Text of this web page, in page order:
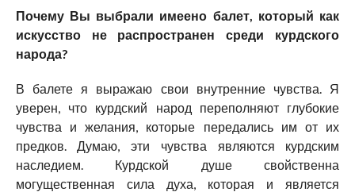
Почему Вы выбрали имеено балет, который как
искусство не распространен среди курдского
народа?
В балете я выражаю свои внутренние чувства. Я
уверен, что курдский народ переполняют глубокие
чувства и желания, которые передались им от их
предков. Думаю, эти чувства являются курдским
наследием. Курдской душе свойственна
могущественная сила духа, которая и является